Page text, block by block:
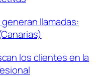
llamadas:
los clientes en la